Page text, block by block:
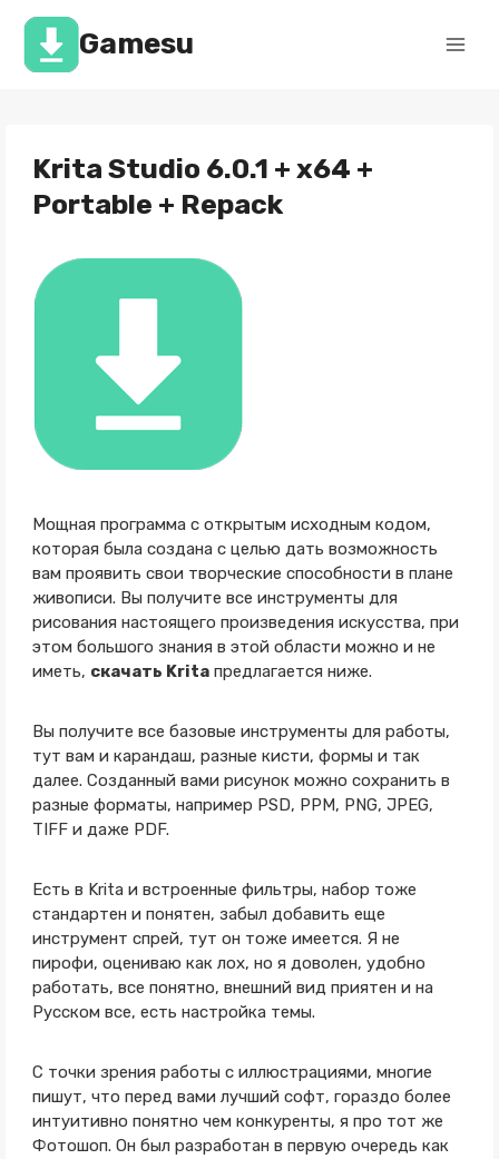
Перейти
содержимомуGamesu
Krita Studio 6.0.1 + x64 +
Portable + Repack
Мощная программа с открытым исходным кодом,
которая была создана с целью дать возможность
вам проявить свои творческие способности в плане
живописи. Вы получите все инструменты для
рисования настоящего произведения искусства, при
этом большого знания в этой области можно и не
иметь, скачать Kritaпредлагается ниже.
Вы получите все базовые инструменты для работы,
тут вам и карандаш, разные кисти, формы и так
далее. Созданный вами рисунок можно сохранить в
разные форматы, например PSD, PPM, PNG, JPEG,
TIFF и даже PDF.
Есть в Krita и встроенные фильтры, набор тоже
стандартен и понятен, забыл добавить еще
инструмент спрей, тут он тоже имеется. Я не
пирофи, оцениваю как лох, но я доволен, удобно
работать, все понятно, внешний вид приятен и на
Русском все, есть настройка темы.
С точки зрения работы с иллюстрациями, многие
пишут, что перед вами лучший софт, гораздо более
интуитивно понятно чем конкуренты, я про тот же
Фотошоп. Он был разработан в первую очередь как